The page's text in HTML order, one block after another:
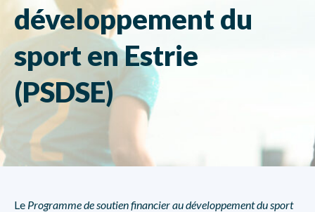
développement du
sport en Estrie
(PSDSE)
Le Programme de soutien financier au développement du sport